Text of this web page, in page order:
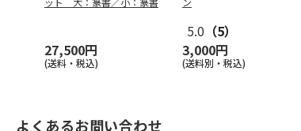
27,500円
(送料・税込)
5.0 （5）
3,000円
(送料別・税込)
よくあるお問い合わせ